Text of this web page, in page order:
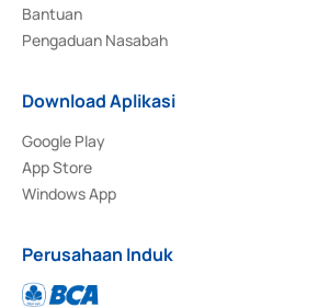
Bantuan
Pengaduan Nasabah
Download Aplikasi
Google Play
App Store
Windows App
Perusahaan Induk